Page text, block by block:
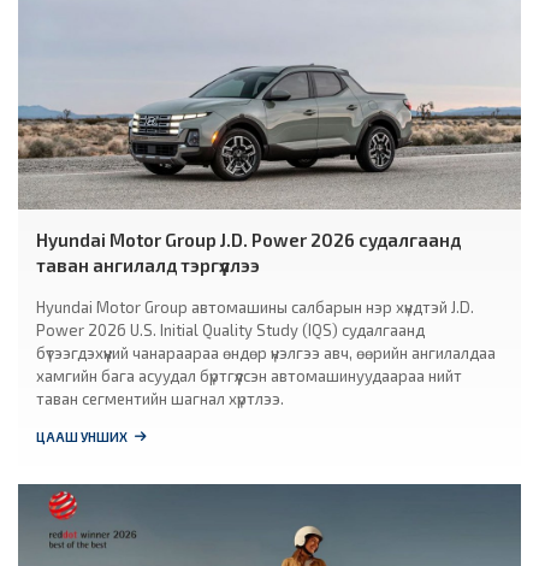
Hyundai Motor Group J.D. Power 2026 судалгаанд
таван ангилалд тэргүүллээ
Hyundai Motor Group автомашины салбарын нэр хүндтэй J.D.
Power 2026 U.S. Initial Quality Study (IQS) судалгаанд
бүтээгдэхүүний чанараараа өндөр үнэлгээ авч, өөрийн ангилалдаа
хамгийн бага асуудал бүртгүүлсэн автомашинуудаараа нийт
таван сегментийн шагнал хүртлээ.
ЦААШ УНШИХ